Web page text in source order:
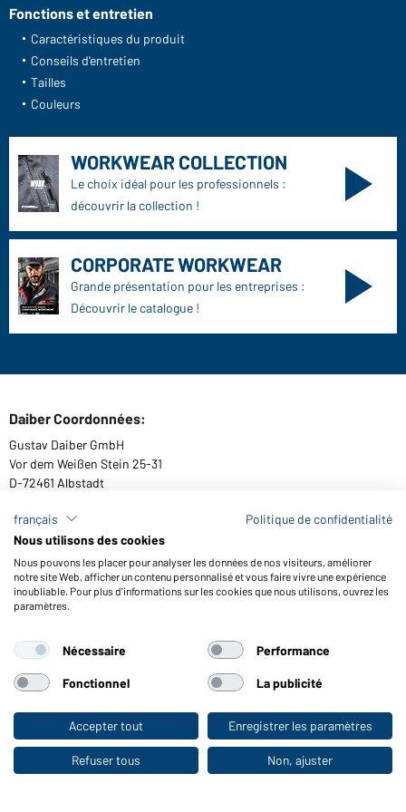
Vers la boutique pour particuliers
Fonctions et entretien
Caractéristiques du produit
Conseils d'entretien
Tailles
Couleurs
WORKWEAR COLLECTION
Le choix idéal pour les professionnels :
découvrir la collection !
CORPORATE WORKWEAR
Grande présentation pour les entreprises :
Découvrir le catalogue !
Daiber Coordonnées:
Gustav Daiber GmbH
Vor dem Weißen Stein 25-31
D-72461 Albstadt
Télécharger ou commander catalogues
Lien aux catalogues
Conditions générales
Mentions légales
Protection des données
Paramètre de cookies
Accessibilité
© 2026 Daiber
français
Politique de confidentialité
Nous utilisons des cookies
Nous pouvons les placer pour analyser les données de nos visiteurs, améliorer
notre site Web, afficher un contenu personnalisé et vous faire vivre une expérience
inoubliable. Pour plus d'informations sur les cookies que nous utilisons, ouvrez les
paramètres.
Nécessaire Performance
Fonctionnel La publicité
Accepter tout Enregistrer les paramètres
Refuser tous Non, ajuster